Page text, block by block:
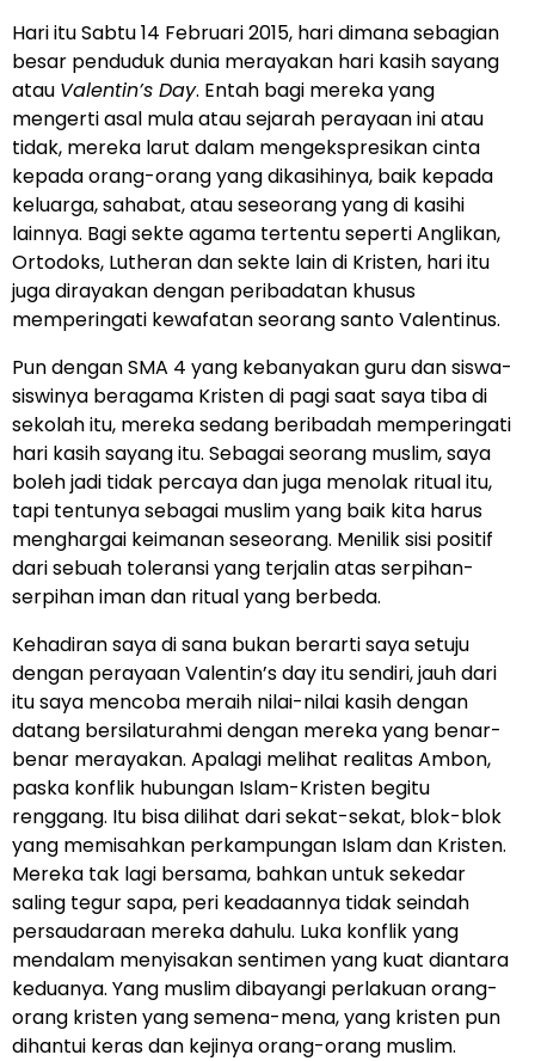
Hari itu Sabtu 14 Februari 2015, hari dimana sebagian
besar penduduk dunia merayakan hari kasih sayang
atau Valentin’s Day. Entah bagi mereka yang
mengerti asal mula atau sejarah perayaan ini atau
tidak, mereka larut dalam mengekspresikan cinta
kepada orang-orang yang dikasihinya, baik kepada
keluarga, sahabat, atau seseorang yang di kasihi
lainnya. Bagi sekte agama tertentu seperti Anglikan,
Ortodoks, Lutheran dan sekte lain di Kristen, hari itu
juga dirayakan dengan peribadatan khusus
memperingati kewafatan seorang santo Valentinus.
Pun dengan SMA 4 yang kebanyakan guru dan siswa-
siswinya beragama Kristen di pagi saat saya tiba di
sekolah itu, mereka sedang beribadah memperingati
hari kasih sayang itu. Sebagai seorang muslim, saya
boleh jadi tidak percaya dan juga menolak ritual itu,
tapi tentunya sebagai muslim yang baik kita harus
menghargai keimanan seseorang. Menilik sisi positif
dari sebuah toleransi yang terjalin atas serpihan-
serpihan iman dan ritual yang berbeda.
Kehadiran saya di sana bukan berarti saya setuju
dengan perayaan Valentin’s day itu sendiri, jauh dari
itu saya mencoba meraih nilai-nilai kasih dengan
datang bersilaturahmi dengan mereka yang benar-
benar merayakan. Apalagi melihat realitas Ambon,
paska konflik hubungan Islam-Kristen begitu
renggang. Itu bisa dilihat dari sekat-sekat, blok-blok
yang memisahkan perkampungan Islam dan Kristen.
Mereka tak lagi bersama, bahkan untuk sekedar
saling tegur sapa, peri keadaannya tidak seindah
persaudaraan mereka dahulu. Luka konflik yang
mendalam menyisakan sentimen yang kuat diantara
keduanya. Yang muslim dibayangi perlakuan orang-
orang kristen yang semena-mena, yang kristen pun
dihantui keras dan kejinya orang-orang muslim.